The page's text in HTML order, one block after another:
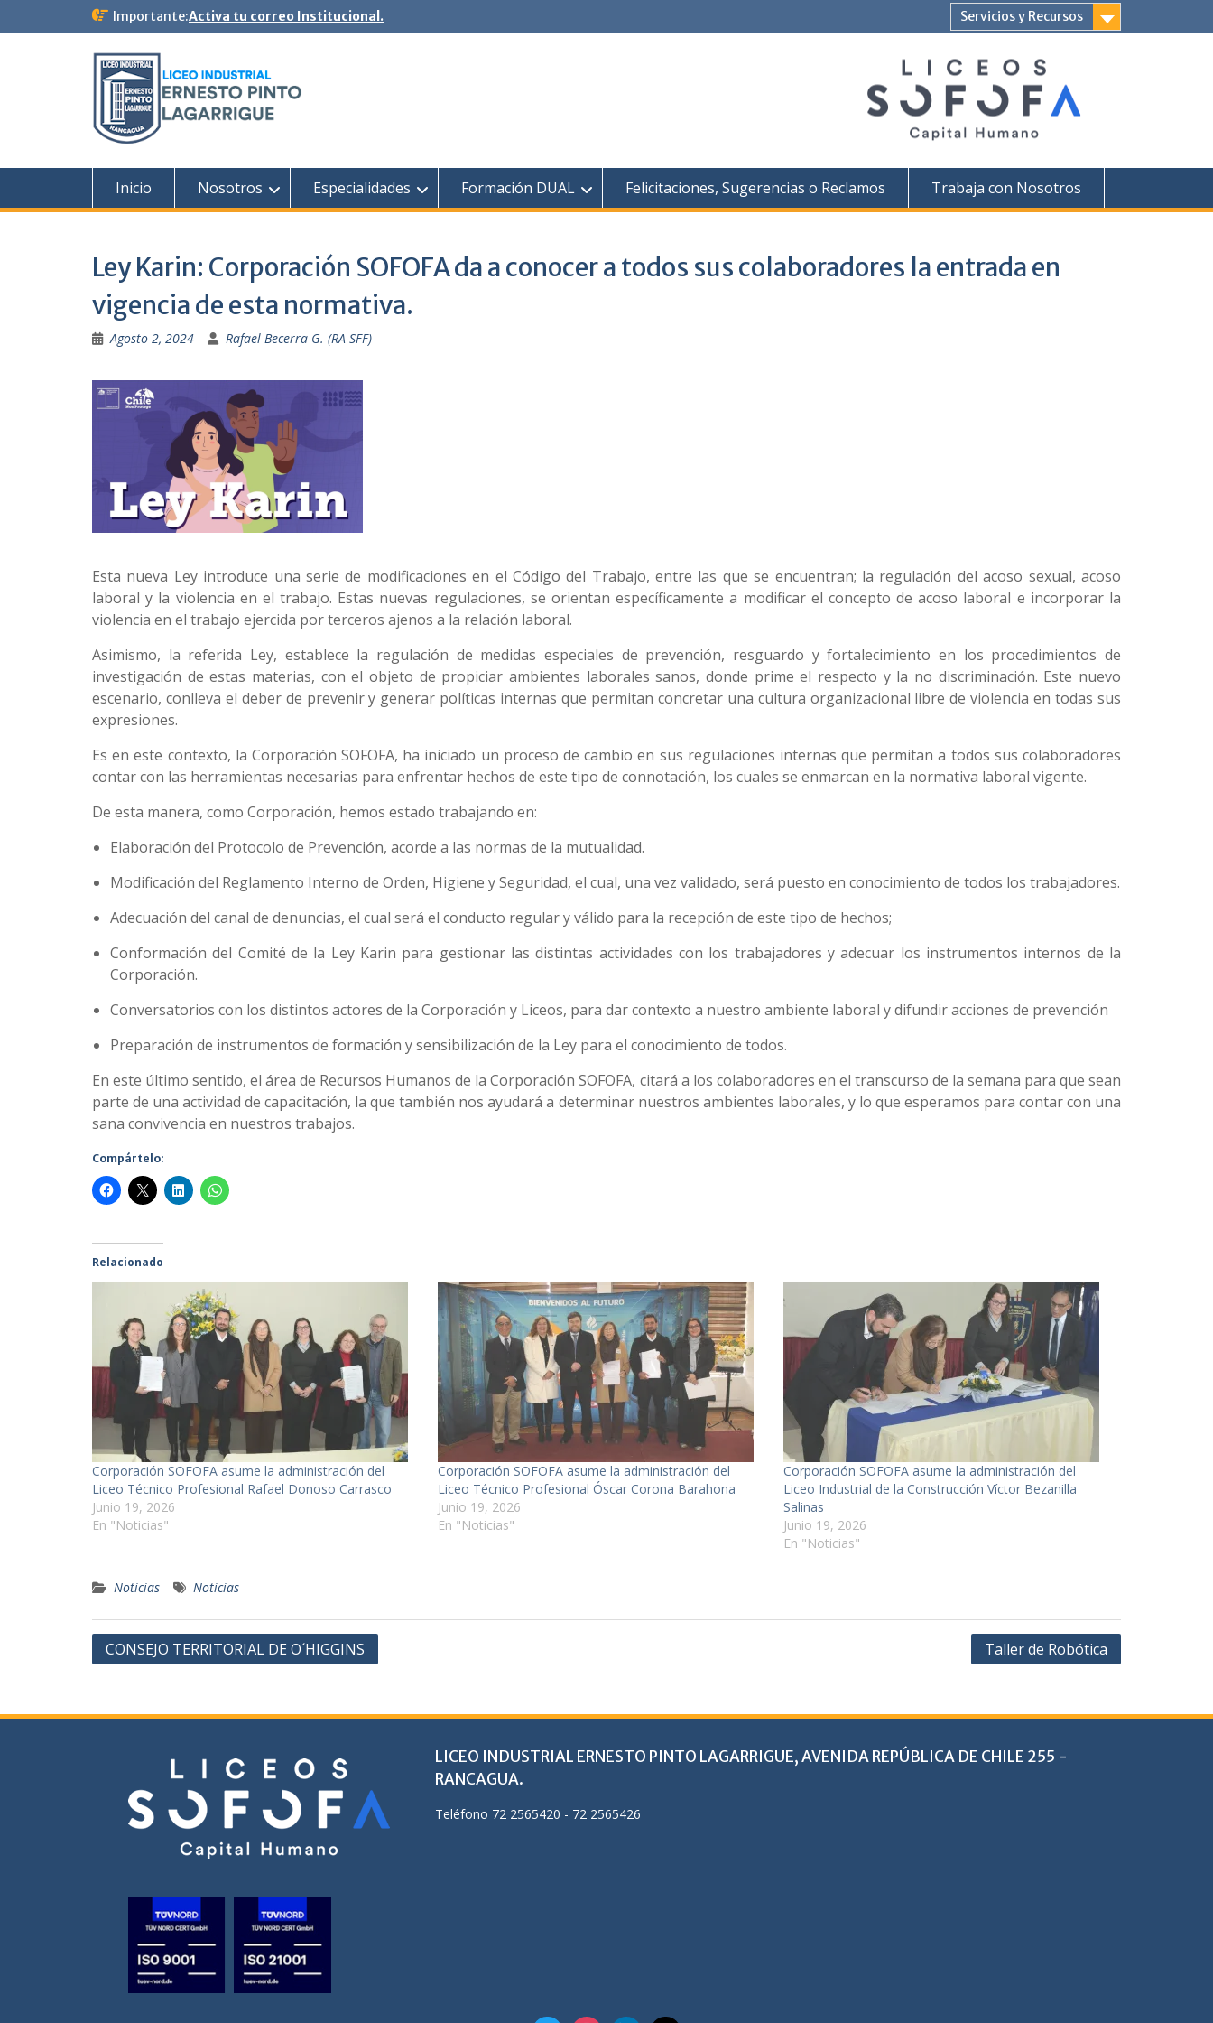
Importante:Activa tu correo Institucional. Servicios y Recursos
Inicio Nosotros Especialidades Formación DUAL Felicitaciones, Sugerencias o Reclamos Trabaja con Nosotros
Ley Karin: Corporación SOFOFA da a conocer a todos sus colaboradores la entrada en
vigencia de esta normativa.
Agosto 2, 2024 Rafael Becerra G. (RA-SFF)
Esta nueva Ley introduce una serie de modificaciones en el Código del Trabajo, entre las que se encuentran; la regulación del acoso sexual, acoso
laboral y la violencia en el trabajo. Estas nuevas regulaciones, se orientan específicamente a modificar el concepto de acoso laboral e incorporar la
violencia en el trabajo ejercida por terceros ajenos a la relación laboral.
Asimismo, la referida Ley, establece la regulación de medidas especiales de prevención, resguardo y fortalecimiento en los procedimientos de
investigación de estas materias, con el objeto de propiciar ambientes laborales sanos, donde prime el respecto y la no discriminación. Este nuevo
escenario, conlleva el deber de prevenir y generar políticas internas que permitan concretar una cultura organizacional libre de violencia en todas sus
expresiones.
Es en este contexto, la Corporación SOFOFA, ha iniciado un proceso de cambio en sus regulaciones internas que permitan a todos sus colaboradores
contar con las herramientas necesarias para enfrentar hechos de este tipo de connotación, los cuales se enmarcan en la normativa laboral vigente.
De esta manera, como Corporación, hemos estado trabajando en:
Elaboración del Protocolo de Prevención, acorde a las normas de la mutualidad.
Modificación del Reglamento Interno de Orden, Higiene y Seguridad, el cual, una vez validado, será puesto en conocimiento de todos los trabajadores.
Adecuación del canal de denuncias, el cual será el conducto regular y válido para la recepción de este tipo de hechos;
Conformación del Comité de la Ley Karin para gestionar las distintas actividades con los trabajadores y adecuar los instrumentos internos de la
Corporación.
Conversatorios con los distintos actores de la Corporación y Liceos, para dar contexto a nuestro ambiente laboral y difundir acciones de prevención
Preparación de instrumentos de formación y sensibilización de la Ley para el conocimiento de todos.
En este último sentido, el área de Recursos Humanos de la Corporación SOFOFA, citará a los colaboradores en el transcurso de la semana para que sean
parte de una actividad de capacitación, la que también nos ayudará a determinar nuestros ambientes laborales, y lo que esperamos para contar con una
sana convivencia en nuestros trabajos.
Compártelo:
Relacionado
Corporación SOFOFA asume la administración del
Liceo Técnico Profesional Rafael Donoso Carrasco
Junio 19, 2026
En "Noticias"
Corporación SOFOFA asume la administración del
Liceo Técnico Profesional Óscar Corona Barahona
Junio 19, 2026
En "Noticias"
Corporación SOFOFA asume la administración del
Liceo Industrial de la Construcción Víctor Bezanilla
Salinas
Junio 19, 2026
En "Noticias"
Noticias Noticias
Navegación
CONSEJO TERRITORIAL DE O´HIGGINS Taller de Robótica
LICEO INDUSTRIAL ERNESTO PINTO LAGARRIGUE, AVENIDA REPÚBLICA DE CHILE 255 -
RANCAGUA.
Teléfono 72 2565420 - 72 2565426